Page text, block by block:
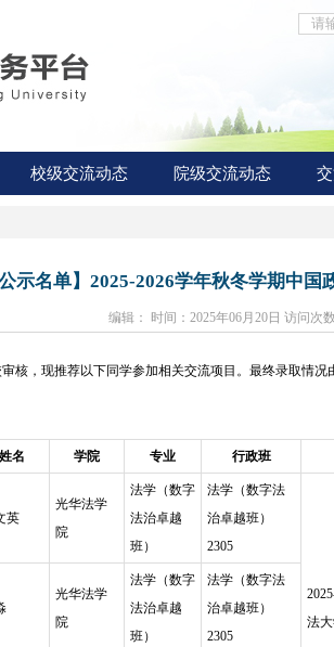
校级交流动态 院级交流动态
公示名单】2025-2026学年秋冬学期中国
编辑： 时间：2025年06月20日 访问次
核， 现推荐以下同学参加相关交流项目。最终录取情况
姓名 学院 专业 行政班
英
光华法学
院
法学（数字
法治卓越
班）
法学（数字法
治卓越班）
2305
法
光华法学
院
法学（数字
法治卓越
班）
法学（数字法
治卓越班）
2305